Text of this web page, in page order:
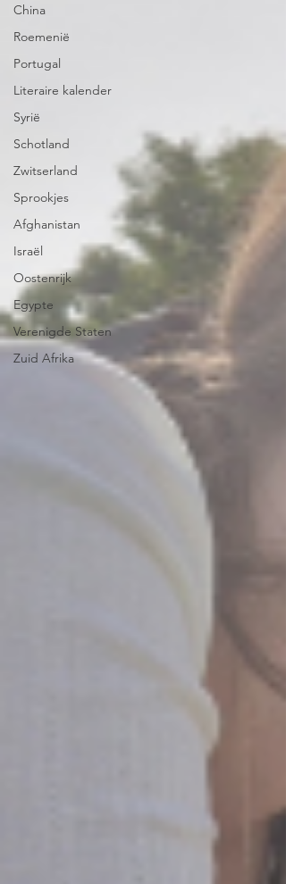
China
Roemenië
Portugal
Literaire kalender
Syrië
Schotland
Zwitserland
Sprookjes
Afghanistan
Israël
Oostenrijk
Egypte
Verenigde Staten
Zuid Afrika